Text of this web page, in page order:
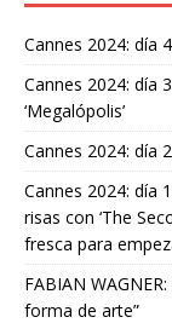
Cannes 2024: día
Cannes 2024: día
‘Megalópolis’
Cannes 2024: día
Cannes 2024: día
risas con ‘The
fresca para
FABIAN
forma de arte”